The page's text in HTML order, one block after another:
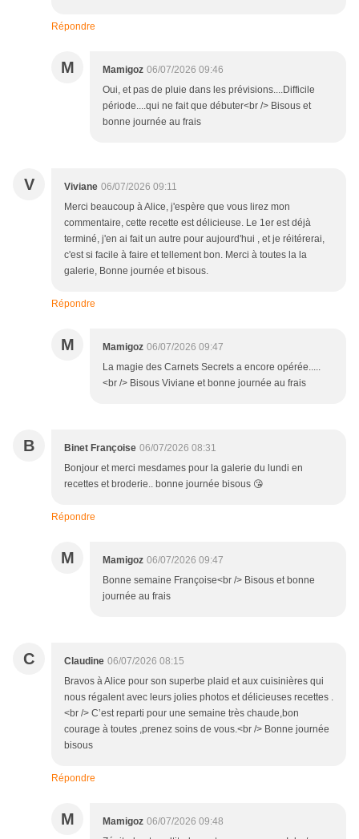
Répondre
M Mamigoz 06/07/2026 09:46
Oui, et pas de pluie dans les prévisions....Difficile
période....qui ne fait que débuter<br /> Bisous et
bonne journée au frais
V Viviane 06/07/2026 09:11
Merci beaucoup à Alice, j'espère que vous lirez mon
commentaire, cette recette est délicieuse. Le 1er est déjà
terminé, j'en ai fait un autre pour aujourd'hui , et je réitérerai,
c'est si facile à faire et tellement bon. Merci à toutes la la
galerie, Bonne journée et bisous.
Répondre
M Mamigoz 06/07/2026 09:47
La magie des Carnets Secrets a encore opérée.....
<br /> Bisous Viviane et bonne journée au frais
B Binet Françoise 06/07/2026 08:31
Bonjour et merci mesdames pour la galerie du lundi en
recettes et broderie.. bonne journée bisous 😘
Répondre
M Mamigoz 06/07/2026 09:47
Bonne semaine Françoise<br /> Bisous et bonne
journée au frais
C Claudine 06/07/2026 08:15
Bravos à Alice pour son superbe plaid et aux cuisinières qui
nous régalent avec leurs jolies photos et délicieuses recettes .
<br /> C’est reparti pour une semaine très chaude,bon
courage à toutes ,prenez soins de vous.<br /> Bonne journée
bisous
Répondre
M Mamigoz 06/07/2026 09:48